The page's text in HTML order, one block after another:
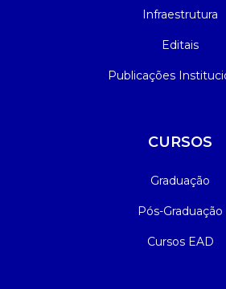
Infraestrutura
Editais
Publicações
CURSOS
Graduação
Pós-Graduação
Cursos EAD